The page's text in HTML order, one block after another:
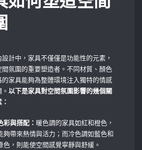
計中，家具不僅僅是功能性的元素，
間氛圍的重要塑造者。不同材質、顏色
的家具能夠為整體環境注入獨特的情感
以下是家具對空間氛圍影響的幾個關
彩與搭配： 暖色調的家具如紅和橙色，
夠帶來熱情與活力；而冷色調如藍色和
色，則能使空間感覺寧靜與舒緩。